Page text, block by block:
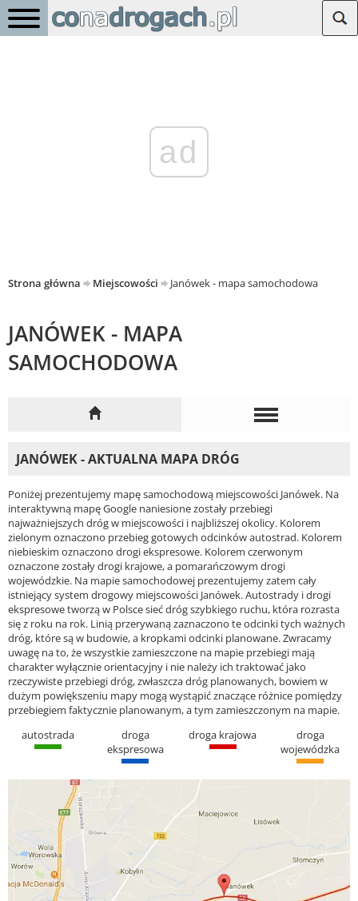
ad
Strona główna Miejscowości Janówek - mapa samochodowa
JANÓWEK - MAPA
SAMOCHODOWA
JANÓWEK - AKTUALNA MAPA DRÓG
Poniżej prezentujemy mapę samochodową miejscowości Janówek. Na
interaktywną mapę Google naniesione zostały przebiegi
najważniejszych dróg w miejscowości i najbliższej okolicy. Kolorem
zielonym oznaczono przebieg gotowych odcinków autostrad. Kolorem
niebieskim oznaczono drogi ekspresowe. Kolorem czerwonym
oznaczone zostały drogi krajowe, a pomarańczowym drogi
wojewódzkie. Na mapie samochodowej prezentujemy zatem cały
istniejący system drogowy miejscowości Janówek. Autostrady i drogi
ekspresowe tworzą w Polsce sieć dróg szybkiego ruchu, która rozrasta
się z roku na rok. Linią przerywaną zaznaczono te odcinki tych ważnych
dróg, które są w budowie, a kropkami odcinki planowane. Zwracamy
uwagę na to, że wszystkie zamieszczone na mapie przebiegi mają
charakter wyłącznie orientacyjny i nie należy ich traktować jako
rzeczywiste przebiegi dróg, zwłaszcza dróg planowanych, bowiem w
dużym powiększeniu mapy mogą wystąpić znaczące różnice pomiędzy
przebiegiem faktycznie planowanym, a tym zamieszczonym na mapie.
autostrada
droga
ekspresowa
droga krajowa
droga
wojewódzka